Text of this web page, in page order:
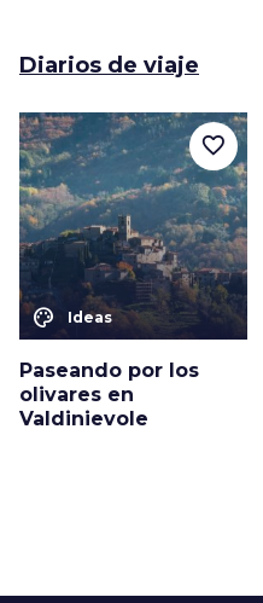
Diarios de viaje
color_lens Ideas
Paseando por los
olivares en
Valdinievole
favorite_border